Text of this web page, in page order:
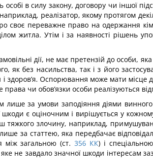
в силу закону, договору чи іншої
реалізатор, якому протягом
своє переважне право на одержання
житла. Утім і за наявності рішень
дії, не має претензій до особи,
як без насильства, так і з його
здоров’я. Оспорювання може мати місце
чи обов’язки особи реалізуються
лише за умови заподіяння діями
шкоди є оціночним і вирішується у
тяжкого злочину, наприклад,
за статтею, яка передбачає
між загальною (ст. 356 КК) і
не завдало значної шкоди інтересам